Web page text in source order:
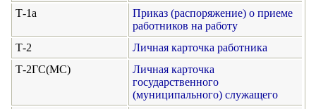
Т-1а
Приказ (распоряжение) о приеме
работников на работу
Т-2
Личная карточка работника
Т-2ГС(МС)
Личная карточка
государственного
(муниципального) служащего